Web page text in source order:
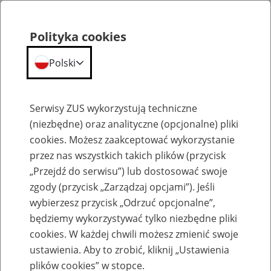
Emerytury
Baza zlikwidowanych lub
przekształconych zakładów pracy
Polityka cookies
Polski
Serwisy ZUS wykorzystują techniczne
(niezbędne) oraz analityczne (opcjonalne) pliki
cookies. Możesz zaakceptować wykorzystanie
przez nas wszystkich takich plików (przycisk
„Przejdź do serwisu”) lub dostosować swoje
zgody (przycisk „Zarządzaj opcjami”). Jeśli
wybierzesz przycisk „Odrzuć opcjonalne”,
będziemy wykorzystywać tylko niezbędne pliki
cookies. W każdej chwili możesz zmienić swoje
ustawienia. Aby to zrobić, kliknij „Ustawienia
plików cookies” w stopce.